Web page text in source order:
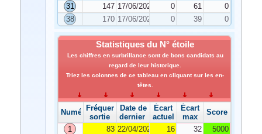
31
147 17/06/2022 0 61
0
38
170 17/06/2022 0 39 0
Statistiques du N° étoile
Les chiffres en surbrillance sont de bons candidats au
regard de leur historique.
Triez les colonnes de ce tableau en cliquant sur les en-
têtes.
NuméroFréquence de
sortie
Date de
dernier tirage
Écart
actuel
Écart
max
Score
1
83 22/04/2022 16 32
5000